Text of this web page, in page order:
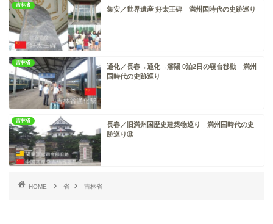
吉林省
集安／世界遺産 好太王碑 満州国時代の史跡巡り
吉林省
通化／長春→通化→瀋陽 0泊2日の寝台移動 満州
国時代の史跡巡り
吉林省
長春／旧満州国歴史建築物巡り 満州国時代の史
跡巡り⑧
HOME 省 吉林省